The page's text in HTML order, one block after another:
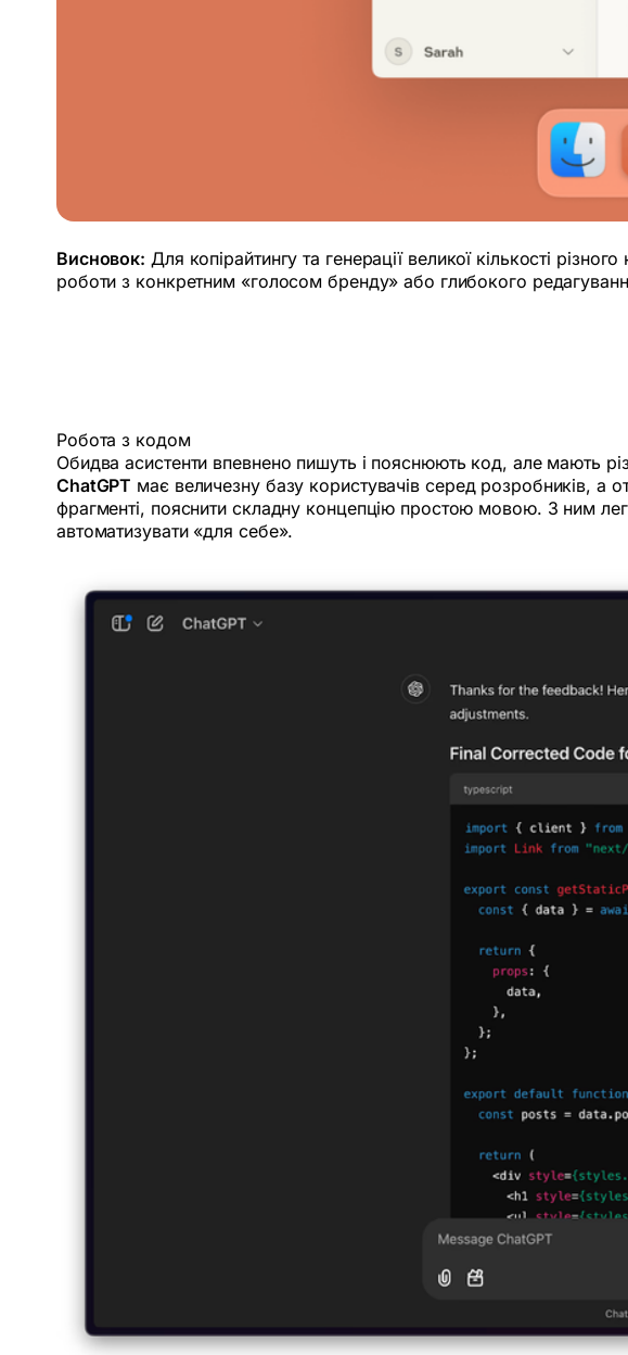
Висновок: Для копірайтингу та генерації великої кількості
роботи з конкретним «голосом бренду» або глибокого
Робота з кодом
Обидва асистенти впевнено пишуть і пояснюють код, але мають
ChatGPT має величезну базу користувачів серед розробників, а
фрагменті, пояснити складну концепцію простою мовою. З ним
автоматизувати «для себе».